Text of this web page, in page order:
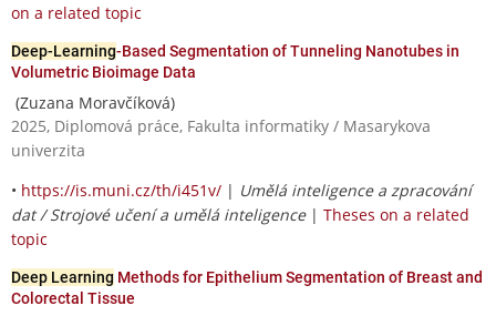
on a related topic
Deep-Learning-Based Segmentation of Tunneling Nanotubes in
Volumetric Bioimage Data
(Zuzana Moravčíková)
2025, Diplomová práce, Fakulta informatiky / Masarykova
univerzita
• https://is.muni.cz/th/i451v/ | Umělá inteligence a zpracování
dat / Strojové učení a umělá inteligence| Theses on a related
topic
Deep Learning Methods for Epithelium Segmentation of Breast and
Colorectal Tissue